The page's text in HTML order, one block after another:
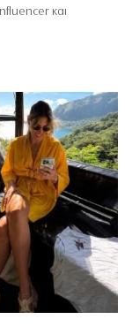
και